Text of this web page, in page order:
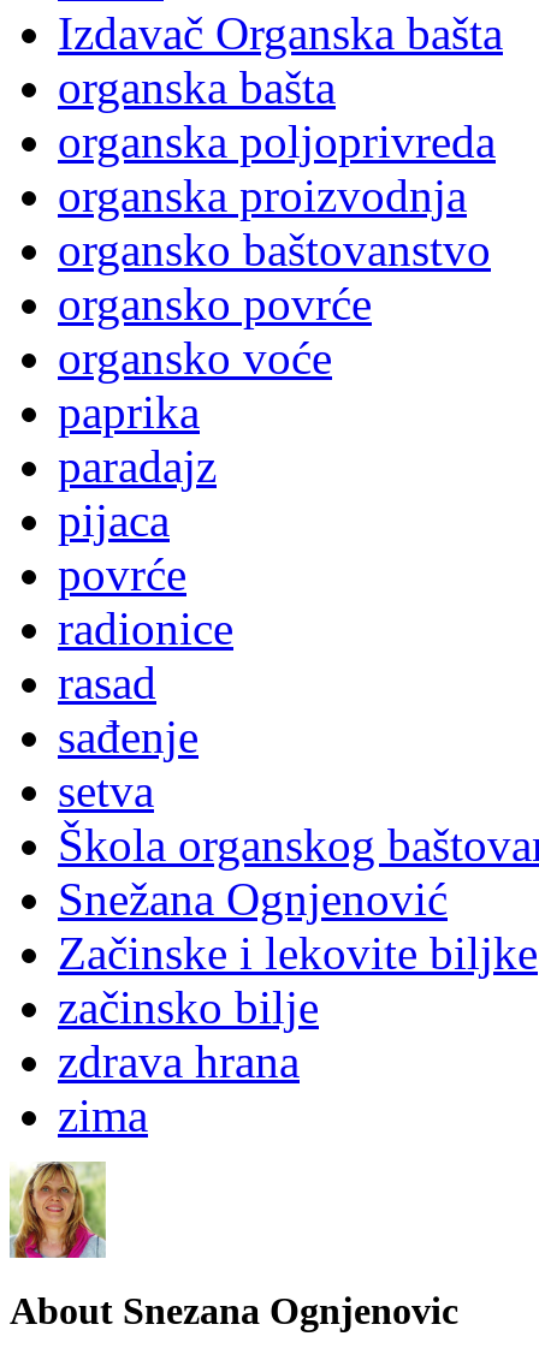
Izdavač Organska bašta
organska bašta
organska poljoprivreda
organska proizvodnja
organsko baštovanstvo
organsko povrće
organsko voće
paprika
paradajz
pijaca
povrće
radionice
rasad
sađenje
setva
Škola organskog
Snežana Ognjenović
Začinske i lekovite biljke
začinsko bilje
zdrava hrana
zima
About Snezana Ognjenovic